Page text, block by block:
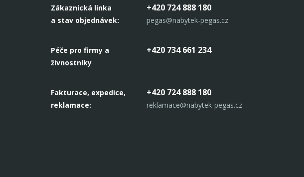
Zákaznická linka
a stav objednávek:
+420 724 888 180
pegas@nabytek-pegas.cz
Péče pro firmy a
živnostníky
+420 734 661 234
Fakturace, expedice,
reklamace:
+420 724 888 180
reklamace@nabytek-pegas.cz